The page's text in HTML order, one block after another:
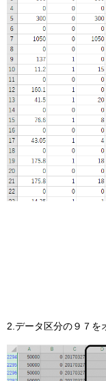
2.データ区分の９７を